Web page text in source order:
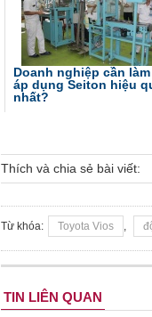
Doanh nghiệp cần
áp dụng Seiton hiệu
nhất?
Thích và chia sẻ bài viết:
Từ khóa: Toyota Vios ,
TIN LIÊN QUAN